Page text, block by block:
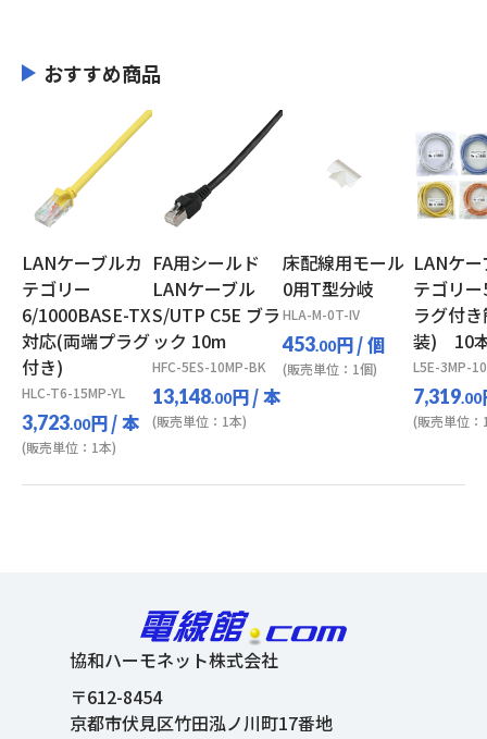
おすすめ商品
LANケーブルカ
テゴリー
6/1000BASE-TX
対応(両端プラグ
付き)
HLC-T6-15MP-YL
3,723.00円/ 本
(販売単位：1本)
FA用シールド
LANケーブル
S/UTP C5E ブラ
ック 10m
HFC-5ES-10MP-BK
13,148.00円/ 本
(販売単位：1本)
床配線用モール
0用T型分岐
HLA-M-0T-IV
453.00円/ 個
(販売単位：1個)
LANケ
テゴリ
ラグ付
装) 10
L5E-3MP-10
7,319.00
(販売単位：
協和ハーモネット株式会社
〒612-8454
京都市伏見区竹田泓ノ川町17番地